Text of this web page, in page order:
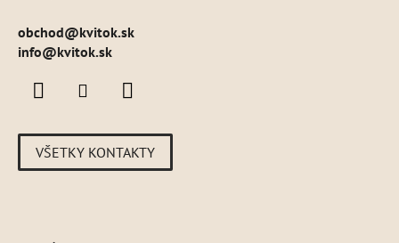
obchod@kvitok.sk
info@kvitok.sk
VŠETKY KONTAKTY